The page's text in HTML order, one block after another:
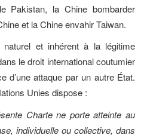
Pakistan, la Chine bombarder
et la Chine envahir Taiwan.
et inhérent à la légitime
le droit international coutumier
d’une attaque par un autre État.
Unies dispose :
Charte ne porte atteinte au
individuelle ou collective, dans